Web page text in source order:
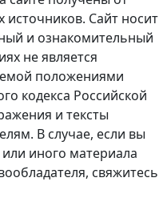
Сайт носит
и ознакомительный
не является
положениями
кодекса Российской
и тексты
В случае, если вы
иного материала
свяжитесь